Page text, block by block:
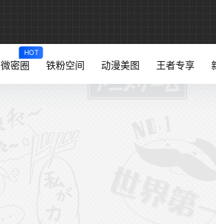
微密圈
HOT
铁粉空间 动漫美图 王者专享